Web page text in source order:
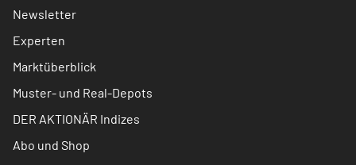
Newsletter
Experten
Marktüberblick
Muster- und Real-Depots
DER AKTIONÄR Indizes
Abo und Shop